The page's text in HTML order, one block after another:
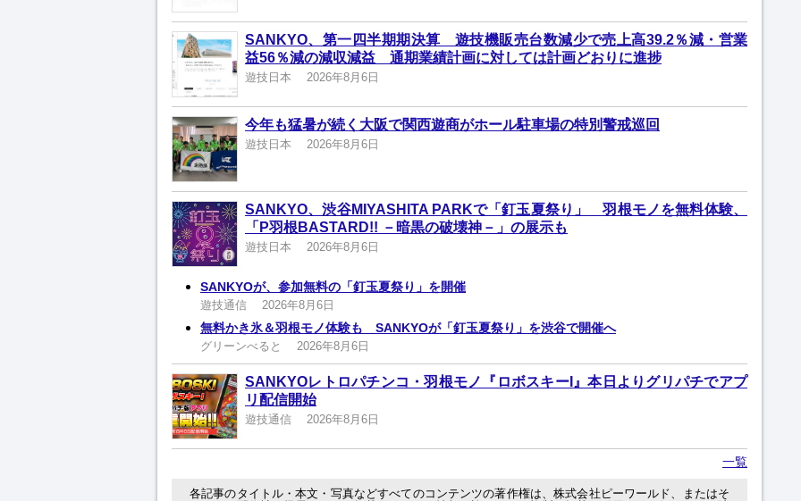
SANKYO、第一四半期期決算 遊技機販売台数減少で売上高39.2％減・営業
益56％減の減収減益 通期業績計画に対しては計画どおりに進捗
遊技日本 2026年8月6日
今年も猛暑が続く大阪で関西遊商がホール駐車場の特別警戒巡回
遊技日本 2026年8月6日
SANKYO、渋谷MIYASHITA PARKで「釘玉夏祭り」 羽根モノを無料体験、
「P羽根BASTARD!! －暗黒の破壊神－」の展示も
遊技日本 2026年8月6日
SANKYOが、参加無料の「釘玉夏祭り」を開催
遊技通信 2026年8月6日
無料かき氷＆羽根モノ体験も SANKYOが「釘玉夏祭り」を渋谷で開催へ
グリーンべると 2026年8月6日
SANKYOレトロパチンコ・羽根モノ『ロボスキーI』本日よりグリパチでアプ
リ配信開始
遊技通信 2026年8月6日
一覧
各記事のタイトル・本文・写真などすべてのコンテンツの著作権は、株式会社ピーワールド、またはそ